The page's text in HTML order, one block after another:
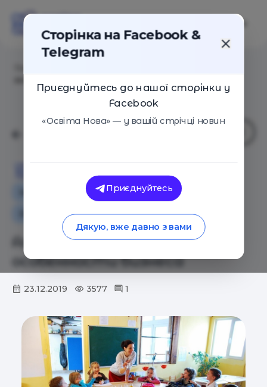
Особистий досвід
Освіта в Україні
Іноземний досвід
Альтернативная школа:
особенности бизнеса
23.12.2019 3577 1
Сторінка на Facebook &
Telegram
Приєднуйтесь до нашої сторінки у
Facebook
«Освіта Нова» — у вашій стрічці новин
Приєднуйтесь
Дякую, вже давно з вами